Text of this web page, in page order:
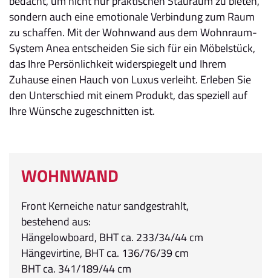
sondern auch eine emotionale Verbindung zum Raum
zu schaffen. Mit der Wohnwand aus dem Wohnraum-
System Anea entscheiden Sie sich für ein Möbelstück,
das Ihre Persönlichkeit widerspiegelt und Ihrem
Zuhause einen Hauch von Luxus verleiht. Erleben Sie
den Unterschied mit einem Produkt, das speziell auf
Ihre Wünsche zugeschnitten ist.
WOHNWAND
Front Kerneiche natur sandgestrahlt,
bestehend aus:
Hängelowboard, BHT ca. 233/34/44 cm
Hängevirtine, BHT ca. 136/76/39 cm
BHT ca. 341/189/44 cm